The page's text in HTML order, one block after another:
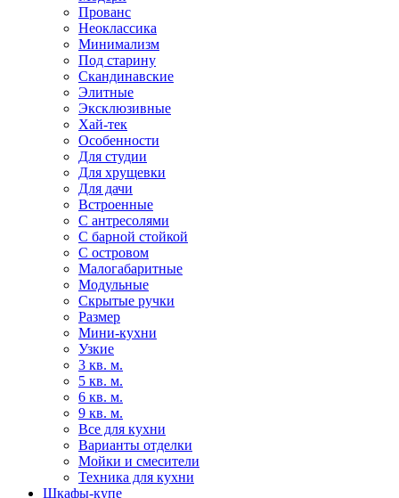
Прованс
Неоклассика
Минимализм
Под старину
Скандинавские
Элитные
Эксклюзивные
Хай-тек
Особенности
Для студии
Для хрущевки
Для дачи
Встроенные
С антресолями
С барной стойкой
С островом
Малогабаритные
Модульные
Скрытые ручки
Размер
Мини-кухни
Узкие
3 кв. м.
5 кв. м.
6 кв. м.
9 кв. м.
Все для кухни
Варианты отделки
Мойки и смесители
Техника для кухни
Шкафы-купе